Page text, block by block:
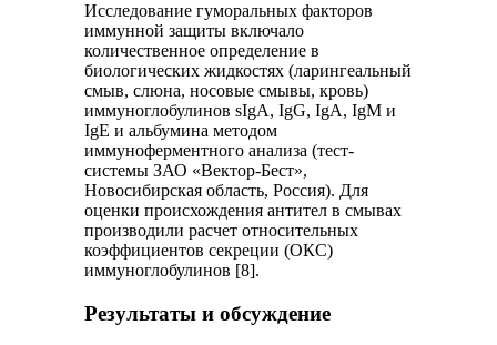
Исследование гуморальных факторов
иммунной защиты включало
количественное определение в
биологических жидкостях (ларингеальный
смыв, слюна, носовые смывы, кровь)
иммуноглобулинов sIgA, IgG, IgA, IgM и
IgE и альбумина методом
иммуноферментного анализа (тест-
системы ЗАО «Вектор-Бест»,
Новосибирская область, Россия). Для
оценки происхождения антител в смывах
производили расчет относительных
коэффициентов секреции (ОКС)
иммуноглобулинов [8].
Результаты и обсуждение